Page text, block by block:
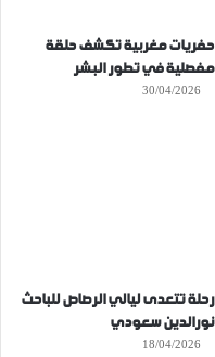
حفريات مغربية تكشف حلقة
مفصلية في تطور البشر
30/04/2026
رحلة تتعدى ليالي الرصاص للباحث
نورالدين سعودي
18/04/2026